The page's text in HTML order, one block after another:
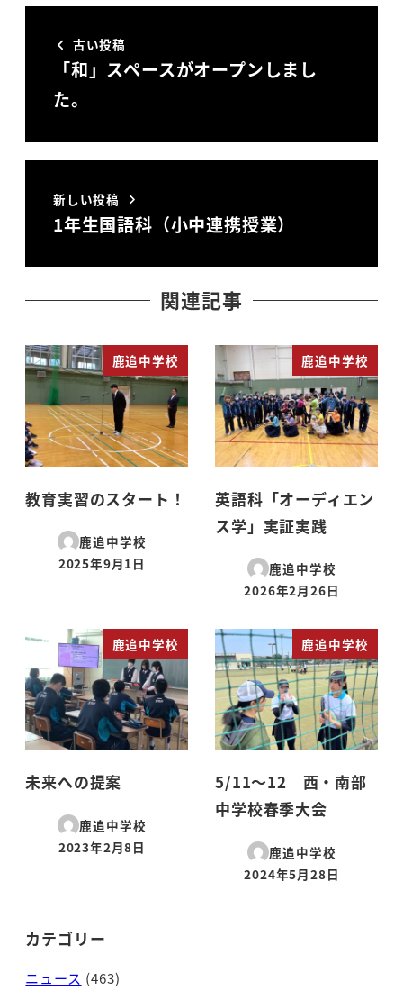
古い投稿
「和」スペースがオープンしまし
た。
新しい投稿
1年生国語科（小中連携授業）
関連記事
鹿追中学校
教育実習のスタート！
鹿追中学校
投稿日
2025年9月1日
鹿追中学校
英語科「オーディエン
ス学」実証実践
鹿追中学校
投稿日
2026年2月26日
鹿追中学校
未来への提案
鹿追中学校
投稿日
2023年2月8日
鹿追中学校
5/11～12 西・南部
中学校春季大会
鹿追中学校
投稿日
2024年5月28日
カテゴリー
ニュース (463)